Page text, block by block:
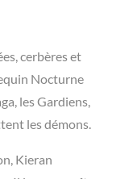
cerbères et
Nocturne
les Gardiens,
les démons.
Kieran